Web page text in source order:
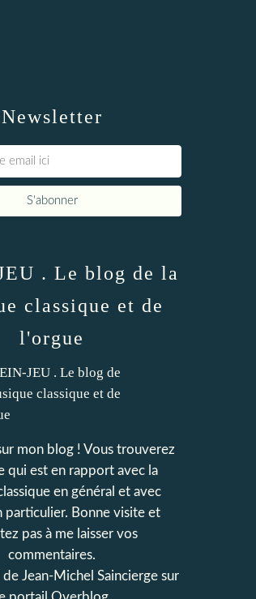
Newsletter
. Le blog de la
classique et de
l'orgue
mon blog ! Vous trouverez
qui est en rapport avec la
en général et avec
particulier. Bonne visite et
pas à me laisser vos
commentaires.
de Jean-Michel Sainciergesur